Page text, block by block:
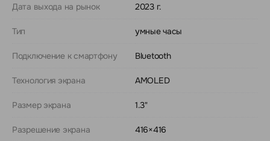
Дата выхода на рынок 2023 г.
Тип умные часы
Подключение к смартфону Bluetooth
Технология экрана AMOLED
Размер экрана 1.3"
Разрешение экрана 416×416